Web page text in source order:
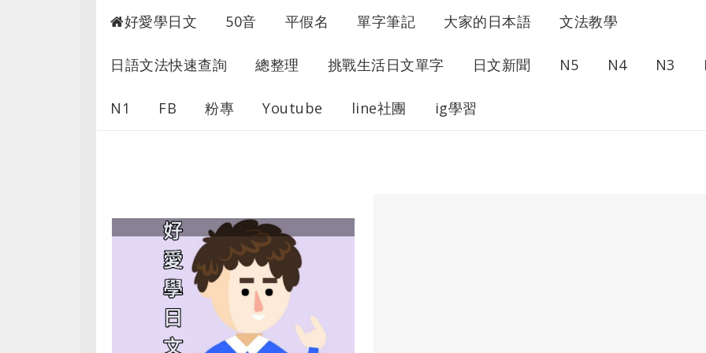
好愛學日文 50音 平假名 單字筆記 大家的日本語 文法教學
日語文法快速查詢 總整理 挑戰生活日文單字 日文新聞 N5 N4 N3
N1 FB 粉專 Youtube line社團 ig學習